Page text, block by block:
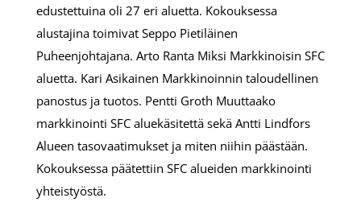
edustettuina oli 27 eri aluetta. Kokouksessa
alustajina toimivat Seppo Pietiläinen
Puheenjohtajana. Arto Ranta Miksi Markkinoisin SFC
aluetta. Kari Asikainen Markkinoinnin taloudellinen
panostus ja tuotos. Pentti Groth Muuttaako
markkinointi SFC aluekäsitettä sekä Antti Lindfors
Alueen tasovaatimukset ja miten niihin päästään.
Kokouksessa päätettiin SFC alueiden markkinointi
yhteistyöstä.